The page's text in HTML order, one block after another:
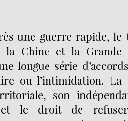
une guerre rapide,
la Chine et la Grande
longue série
ou l’intimidation. La
son
et le droit de